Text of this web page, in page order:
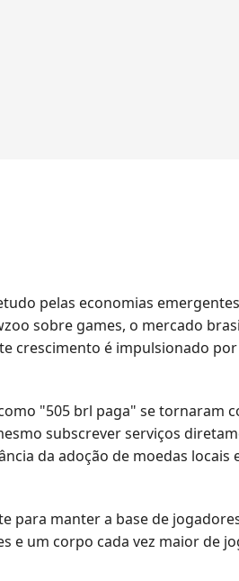
pelas economias
sobre games, o mercado
crescimento é impulsionado
"505 brl paga" se tornaram
subscrever serviços
da adoção de moedas locais
para manter a base de
e um corpo cada vez maior de